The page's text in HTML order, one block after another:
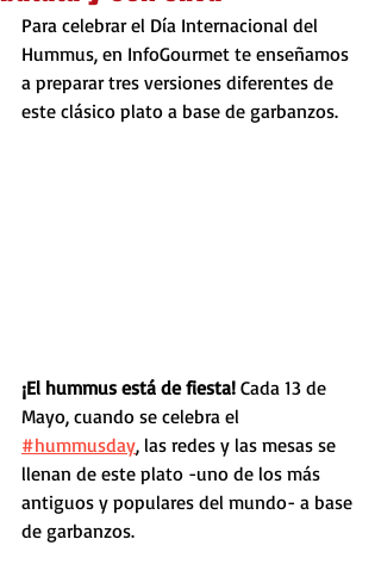
Para celebrar el Día Internacional del
Hummus, en InfoGourmet te enseñamos
a preparar tres versiones diferentes de
este clásico plato a base de garbanzos.
¡El hummus está de fiesta! Cada 13 de
Mayo, cuando se celebra el
#hummusday, las redes y las mesas se
llenan de este plato -uno de los más
antiguos y populares del mundo- a base
de garbanzos.